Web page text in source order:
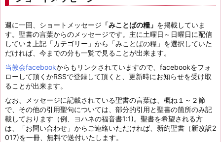
週に一回、ショートメッセージ 「みことばの糧」 を掲載していま
す。聖書の言葉からのメッセージです。主に土曜日～日曜日に配信
していま上記「カテゴリー」から「みことばの糧」を選択していた
だければ、今までの分も一覧で見ることが出来ます。
当教会facebookからもリンクされていますので、facebookをフォ
ローして頂くかRSSで登録して頂くと、更新時にお知らせを受け取
ることが出来ます。
なお、メッセージに記載されている聖書の言葉は、概ね１～２節
で、その他の引用聖句については、部分的引用と聖書の箇所のみ記
載しております（例、ヨハネの福音書1:1)。聖書を希望される方
は、「お問い合わせ」からご連絡いただければ、新約聖書（新改訳2
017)を一冊、無料で送付いたします。